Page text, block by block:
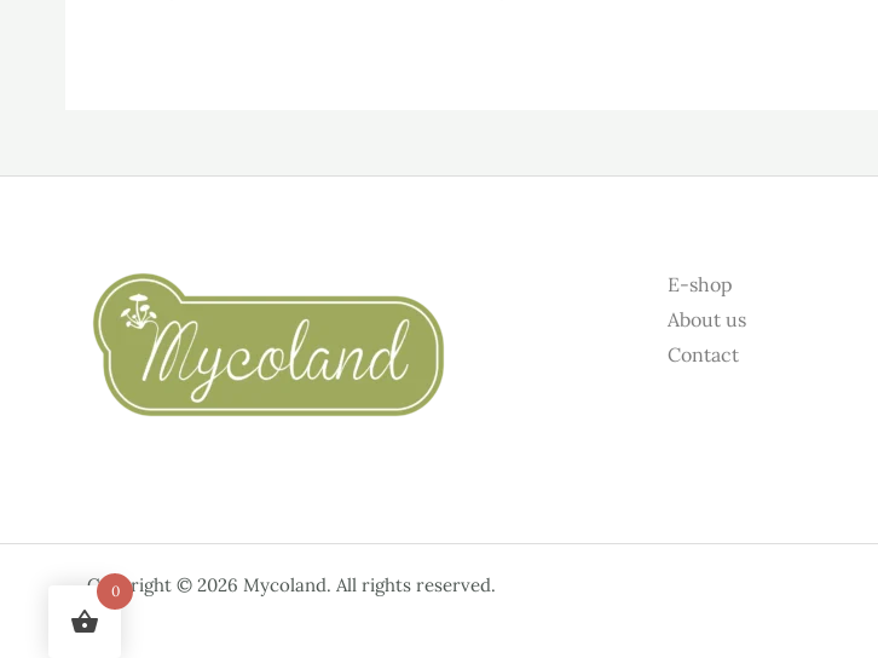
E-shop
About us
Contact
Copyright © 2026 Mycoland. All rights reserved.
0